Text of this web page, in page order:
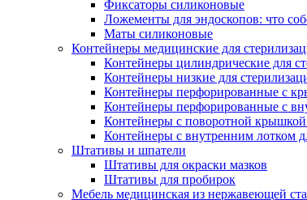
Фиксаторы силиконовые
Ложементы для эндоскопов: что
Маты силиконовые
Контейнеры медицинские для
Контейнеры цилиндрические для
Контейнеры низкие для
Контейнеры перфорированные с
Контейнеры перфорированные с
Контейнеры с поворотной крышкой
Контейнеры с внутренним лотком
Штативы и шпатели
Штативы для окраски мазков
Штативы для пробирок
Мебель медицинская из нержавеющей